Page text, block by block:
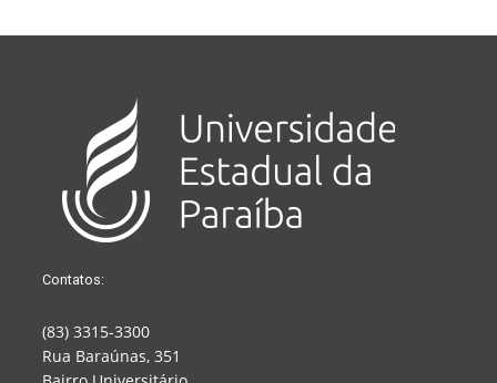
Contatos:
(83) 3315-3300
Rua Baraúnas, 351